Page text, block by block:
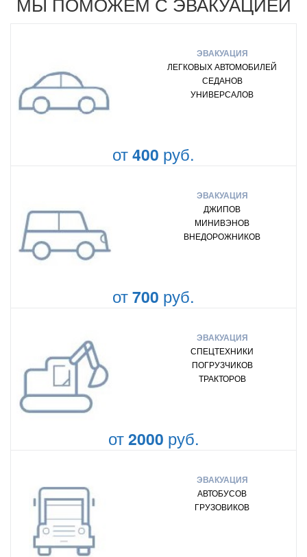
ЭВАКУАЦИЯ
ЛЕГКОВЫХ АВТОМОБИЛЕЙ
СЕДАНОВ
УНИВЕРСАЛОВ
от400 руб.
ЭВАКУАЦИЯ
ДЖИПОВ
МИНИВЭНОВ
ВНЕДОРОЖНИКОВ
от700 руб.
ЭВАКУАЦИЯ
СПЕЦТЕХНИКИ
ПОГРУЗЧИКОВ
ТРАКТОРОВ
от2000 руб.
ЭВАКУАЦИЯ
АВТОБУСОВ
ГРУЗОВИКОВ